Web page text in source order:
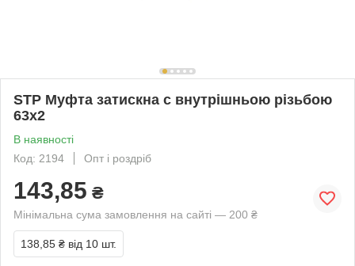
STP Муфта затискна c внутрішньою різьбою
63х2
В наявності
Код: 2194
Опт і роздріб
143,85 ₴
Мінімальна сума замовлення на сайті — 200 ₴
138,85 ₴ від 10 шт.